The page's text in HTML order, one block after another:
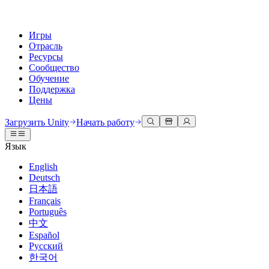
Игры
Отрасль
Ресурсы
Сообщество
Обучение
Поддержка
Цены
Движок Unity
Создавайте 2D и 3D игры для любой платформы
Совместная работа
Сотрудничайте и быстро вносите изменения с вашей командой
Загрузить Unity
Тарифы и цены
Развертывание
Многоплатформенность
3D сотрудничество
Создавайте и просматривайте 3D проекты в реальном времени
Иммерсивное обучение
Обучение в иммерсивных средах
Пользовательские опыты
Создавайте интерактивные 3D опыты
Отрасли
Производство
Документация
Инструменты для разработчиков
Версии релизов и трекер проблем
План развития
Обзор предстоящих функций
Глоссарий
Обсуждения
События
Глобальные и местные события
Истории сообщества
Made with Unity
Показ Unity-креаторов
Unity Learn
Освойте навыки Unity бесплатно
Профессиональное обучение
Повышайте уровень своей команды с тренерами Unity
Не использовали Unity раньше
С чего начать
Приступите к обучению
Основные пути Unity
Получить помощь
Помогаем вам добиться успеха с Unity
Планы успеха
Достигайте своих целей быстрее с помощью экспертов
FAQ
Ответы на часто задаваемые вопросы
Связаться с нами
Свяжитесь с нашей командой
Загрузить Unity Начать работу
Язык
English
Deutsch
日本語
Français
Português
中文
Español
Русский
한국어